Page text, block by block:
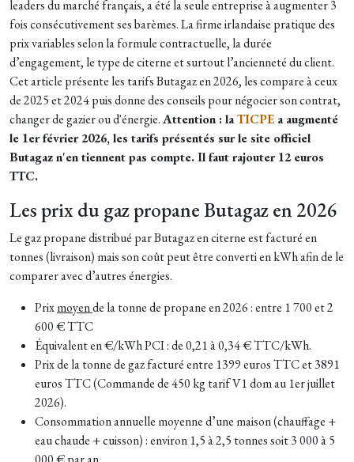
leaders du marché français, a été la seule entreprise à augmenter 3
fois consécutivement ses barèmes. La firme irlandaise pratique des
prix variables selon la formule contractuelle, la durée
d’engagement, le type de citerne et surtout l’ancienneté du client.
Cet article présente les tarifs Butagaz en 2026, les compare à ceux
de 2025 et 2024 puis donne des conseils pour négocier son contrat,
changer de gazier ou d'énergie.Attention : laTICPE a augmenté
le 1er février 2026, les tarifs présentés sur le site officiel
Butagaz n'en tiennent pas compte. Il faut rajouter 12 euros
TTC.
Les prix du gaz propane Butagaz en 2026
Le gaz propane distribué par Butagaz en citerne est facturé en
tonnes (livraison) mais son coût peut être converti en kWh afin de le
comparer avec d’autres énergies.
Prixmoyende la tonne de propane en 2026 : entre 1 700 et 2
600 € TTC
Équivalent en €/kWh PCI : de 0,21 à 0,34 € TTC/kWh.
Prix de la tonne de gaz facturé entre 1399 euros TTC et 3891
euros TTC (Commande de 450 kg tarif V1 dom au 1er juillet
2026).
Consommation annuelle moyenne d’une maison (chauffage +
eau chaude + cuisson) : environ 1,5 à 2,5 tonnes soit 3 000 à 5